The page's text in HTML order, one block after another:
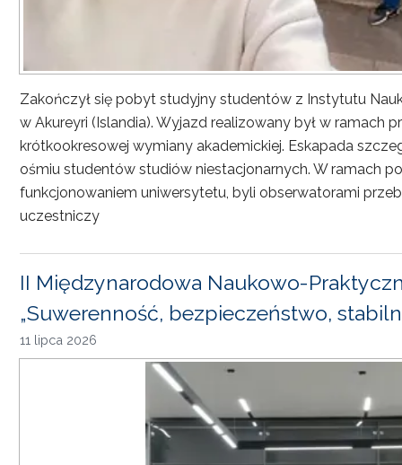
Zakończył się pobyt studyjny studentów z Instytutu
w Akureyri (Islandia). Wyjazd realizowany był w ramach
krótkookresowej wymiany akademickiej. Eskapada
ośmiu studentów studiów niestacjonarnych. W ramach
funkcjonowaniem uniwersytetu, byli obserwatorami
uczestniczy
II Międzynarodowa Naukowo-
„Suwerenność, bezpieczeństwo,
11 lipca 2026